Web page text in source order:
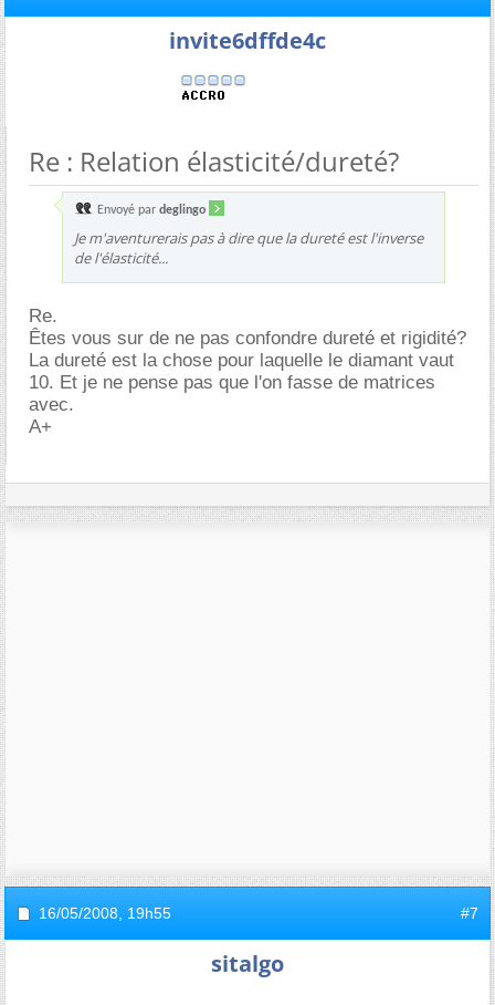
invite6dffde4c
Re : Relation élasticité/dureté?
Envoyé par deglingo
Je m'aventurerais pas à dire que la dureté est l'inverse
de l'élasticité...
Re.
Êtes vous sur de ne pas confondre dureté et rigidité?
La dureté est la chose pour laquelle le diamant vaut
10. Et je ne pense pas que l'on fasse de matrices
avec.
A+
16/05/2008, 19h55 #7
sitalgo